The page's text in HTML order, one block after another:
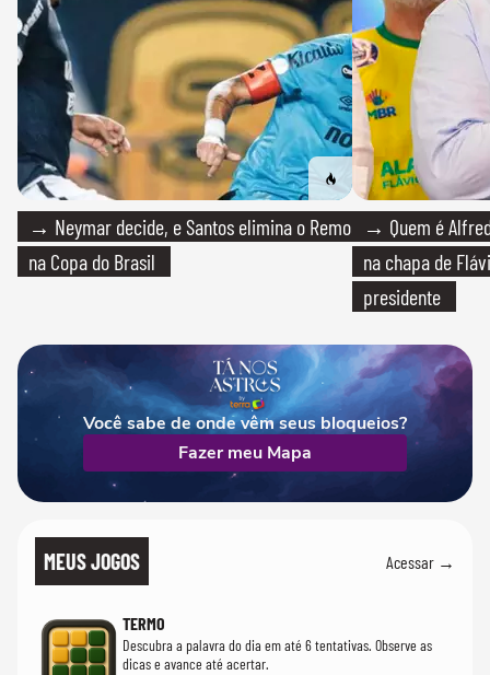
→ Neymar decide, e Santos elimina o Remo
na Copa do Brasil
→ Quem é
na chapa de
presidente
Você sabe de onde vêm seus bloqueios?
Fazer meu Mapa
MEUS JOGOS Acessar →
TERMO
Descubra a palavra do dia em até 6 tentativas. Observe as
dicas e avance até acertar.